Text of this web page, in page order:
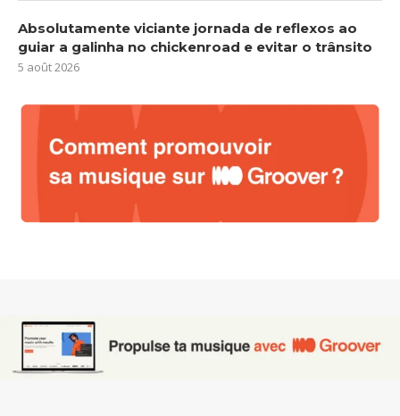
Absolutamente viciante jornada de reflexos ao
guiar a galinha no chickenroad e evitar o trânsito
5 août 2026